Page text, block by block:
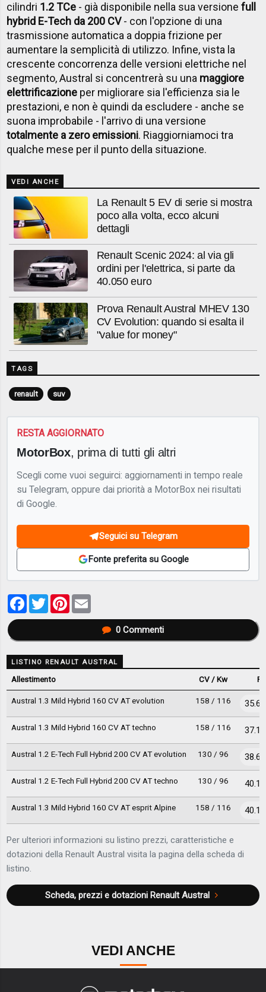
cilindri 1.2 TCe - già disponibile nella sua versionefull
hybrid E-Tech da 200 CV- con l'opzione di una
trasmissione automatica a doppia frizione per
aumentare la semplicità di utilizzo. Infine, vista la
crescente concorrenza delle versioni elettriche nel
segmento, Austral si concentrerà su una maggiore
elettrificazione per migliorare sia l'efficienza sia le
prestazioni, e non è quindi da escludere - anche se
suona improbabile - l'arrivo di una versione
totalmente a zero emissioni. Riaggiorniamoci tra
qualche mese per il punto della situazione.
VEDI ANCHE
La Renault 5 EV di serie si mostra
poco alla volta, ecco alcuni
dettagli
Renault Scenic 2024: al via gli
ordini per l'elettrica, si parte da
40.050 euro
Prova Renault Austral MHEV 130
CV Evolution: quando si esalta il
"value for money"
TAGS
renault suv
RESTA AGGIORNATO
MotorBox, prima di tutti gli altri
Scegli come vuoi seguirci: aggiornamenti in tempo reale
su Telegram, oppure dai priorità a MotorBox nei risultati
di Google.
Seguici su Telegram
Fonte preferita su Google
Facebook
TwitterPinterest
0Commenti
LISTINO RENAULT AUSTRAL
Allestimento CV / Kw
Austral 1.3 Mild Hybrid 160 CV AT evolution 158 / 116
Austral 1.3 Mild Hybrid 160 CV AT techno 158 / 116
Austral 1.2 E-Tech Full Hybrid 200 CV AT evolution 130 / 96
Austral 1.2 E-Tech Full Hybrid 200 CV AT techno 130 / 96
Austral 1.3 Mild Hybrid 160 CV AT esprit Alpine 158 / 116
Per ulteriori informazioni su listino prezzi, caratteristiche e
dotazioni della Renault Austral visita la pagina della scheda di
listino.
Scheda, prezzi e dotazioni Renault Austral
VEDI ANCHE